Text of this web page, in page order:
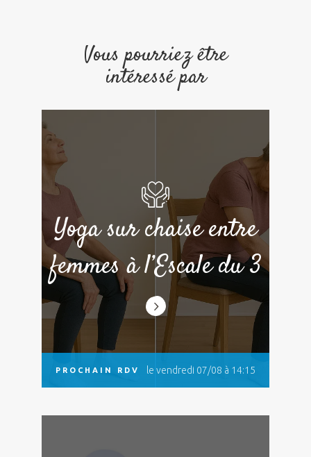
Vous pourriez être
intéressé par
Yoga sur chaise entre
femmes à l’Escale du 3
PROCHAIN RDV le vendredi 07/08 à 14:15